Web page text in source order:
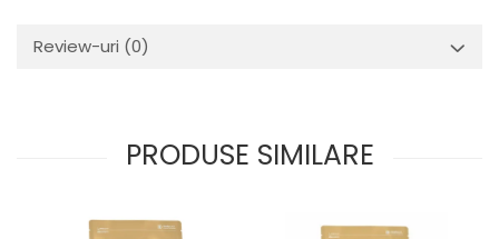
Review-uri (0)
PRODUSE SIMILARE